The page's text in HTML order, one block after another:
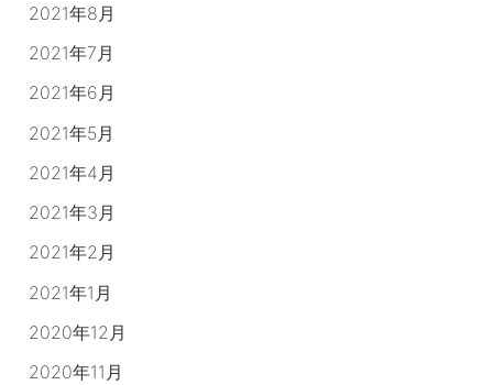
2021年8月
2021年7月
2021年6月
2021年5月
2021年4月
2021年3月
2021年2月
2021年1月
2020年12月
2020年11月